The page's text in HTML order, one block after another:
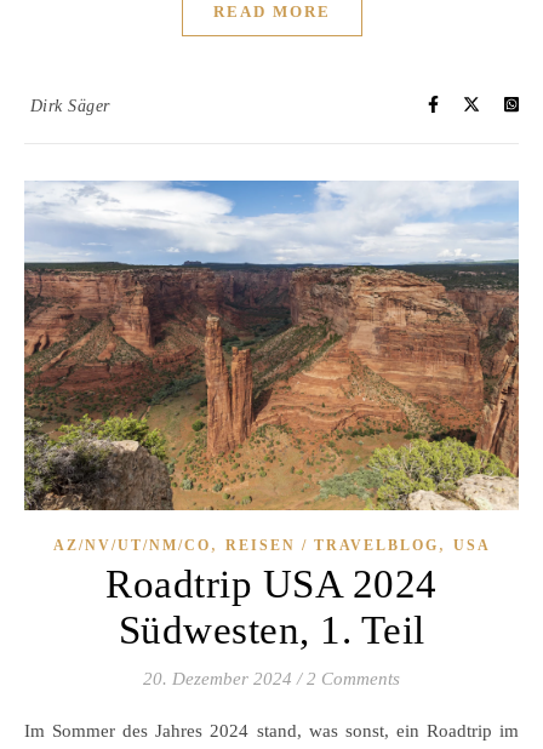
READ MORE
Dirk Säger
AZ/NV/UT/NM/CO , REISEN / TRAVELBLOG , USA
Roadtrip USA 2024
Südwesten, 1. Teil
20. Dezember 2024 / 2 Comments
Im Sommer des Jahres 2024 stand, was sonst, ein Roadtrip im